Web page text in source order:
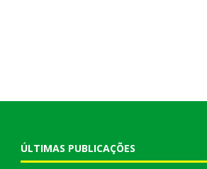
ÚLTIMAS PUBLICAÇÕES